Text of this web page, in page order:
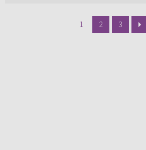
1 2 3